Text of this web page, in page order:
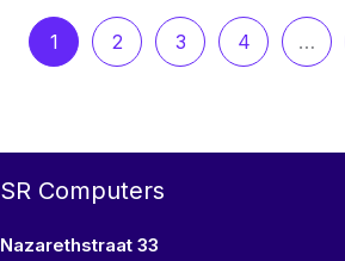
1 2 3 4 …
SR Computers
Nazarethstraat 33